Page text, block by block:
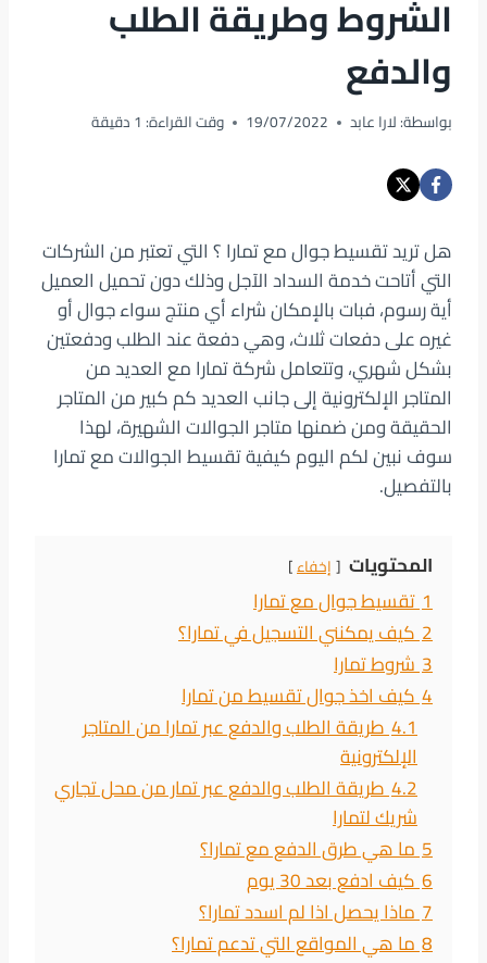
الشروط وطريقة الطلب
والدفع
بواسطة:لارا عابد 19/07/2022 وقت القراءة: 1دقيقة
هل تريد تقسيط جوال مع تمارا ؟ التي تعتبر من الشركات
التي أتاحت خدمة السداد الآجل وذلك دون تحميل العميل
أية رسوم، فبات بالإمكان شراء أي منتج سواء جوال أو
غيره على دفعات ثلاث، وهي دفعة عند الطلب ودفعتين
بشكل شهري، وتتعامل شركة تمارا مع العديد من
المتاجر الإلكترونية إلى جانب العديد كم كبير من المتاجر
الحقيقة ومن ضمنها متاجر الجوالات الشهيرة، لهذا
سوف نبين لكم اليوم كيفية تقسيط الجوالات مع تمارا
بالتفصيل.
المحتويات إخفاء
1تقسيط جوال مع تمارا
2كيف يمكنني التسجيل في تمارا؟
3شروط تمارا
4كيف اخذ جوال تقسيط من تمارا
4.1طريقة الطلب والدفع عبر تمارا من المتاجر
الإلكترونية
4.2طريقة الطلب والدفع عبر تمار من محل تجاري
شريك لتمارا
5ما هي طرق الدفع مع تمارا؟
6كيف ادفع بعد 30 يوم
7ماذا يحصل اذا لم اسدد تمارا؟
8ما هي المواقع التي تدعم تمارا؟